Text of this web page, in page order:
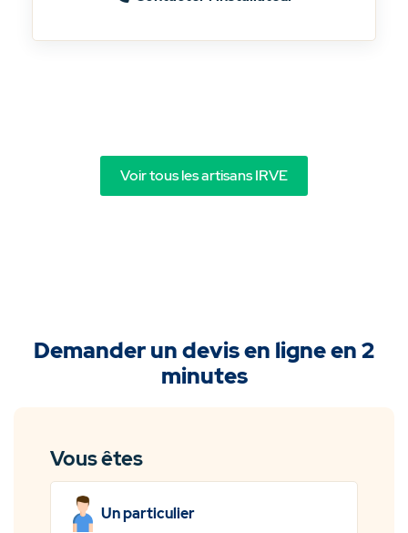
Voir tous les artisans IRVE
Demander un devis en ligne en 2
minutes
Vous êtes
Un particulier